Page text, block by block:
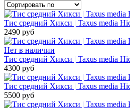
Тис средний Хикси | Taxus media
2490 руб
Нет в наличии
Тис средний Хикси | Taxus media
4300 руб
Тис средний Хикси | Taxus media
5500 руб